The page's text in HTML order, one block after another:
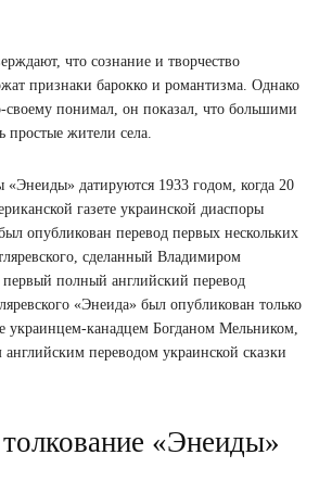
что сознание и творчество
признаки барокко и романтизма. Однако
своему понимал, он показал, что большими
простые жители села.
«Энеиды» датируются 1933 годом, когда 20
газете украинской диаспоры
опубликован перевод первых нескольких
сделанный Владимиром
полный английский перевод
«Энеида» был опубликован только
украинцем-канадцем Богданом Мельником,
переводом украинской сказки
«Энеиды»